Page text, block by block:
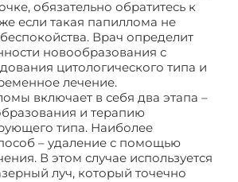
обязательно обратитесь к
если такая папиллома не
Врач определит
новообразования с
цитологического типа и
лечение.
включает в себя два этапа –
и терапию
типа. Наиболее
– удаление с помощью
В этом случае используется
луч, который точечно